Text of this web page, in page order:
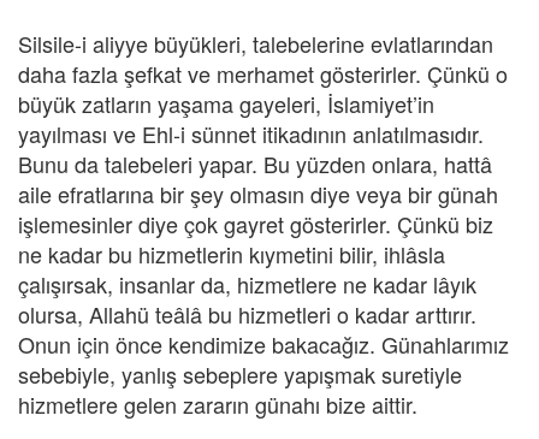
Silsile-i aliyye büyükleri, talebelerine evlatlarından
daha fazla şefkat ve merhamet gösterirler. Çünkü o
büyük zatların yaşama gayeleri, İslamiyet’in
yayılması ve Ehl-i sünnet itikadının anlatılmasıdır.
Bunu da talebeleri yapar. Bu yüzden onlara, hattâ
aile efratlarına bir şey olmasın diye veya bir günah
işlemesinler diye çok gayret gösterirler. Çünkü biz
ne kadar bu hizmetlerin kıymetini bilir, ihlâsla
çalışırsak, insanlar da, hizmetlere ne kadar lâyık
olursa, Allahü teâlâ bu hizmetleri o kadar arttırır.
Onun için önce kendimize bakacağız. Günahlarımız
sebebiyle, yanlış sebeplere yapışmak suretiyle
hizmetlere gelen zararın günahı bize aittir.